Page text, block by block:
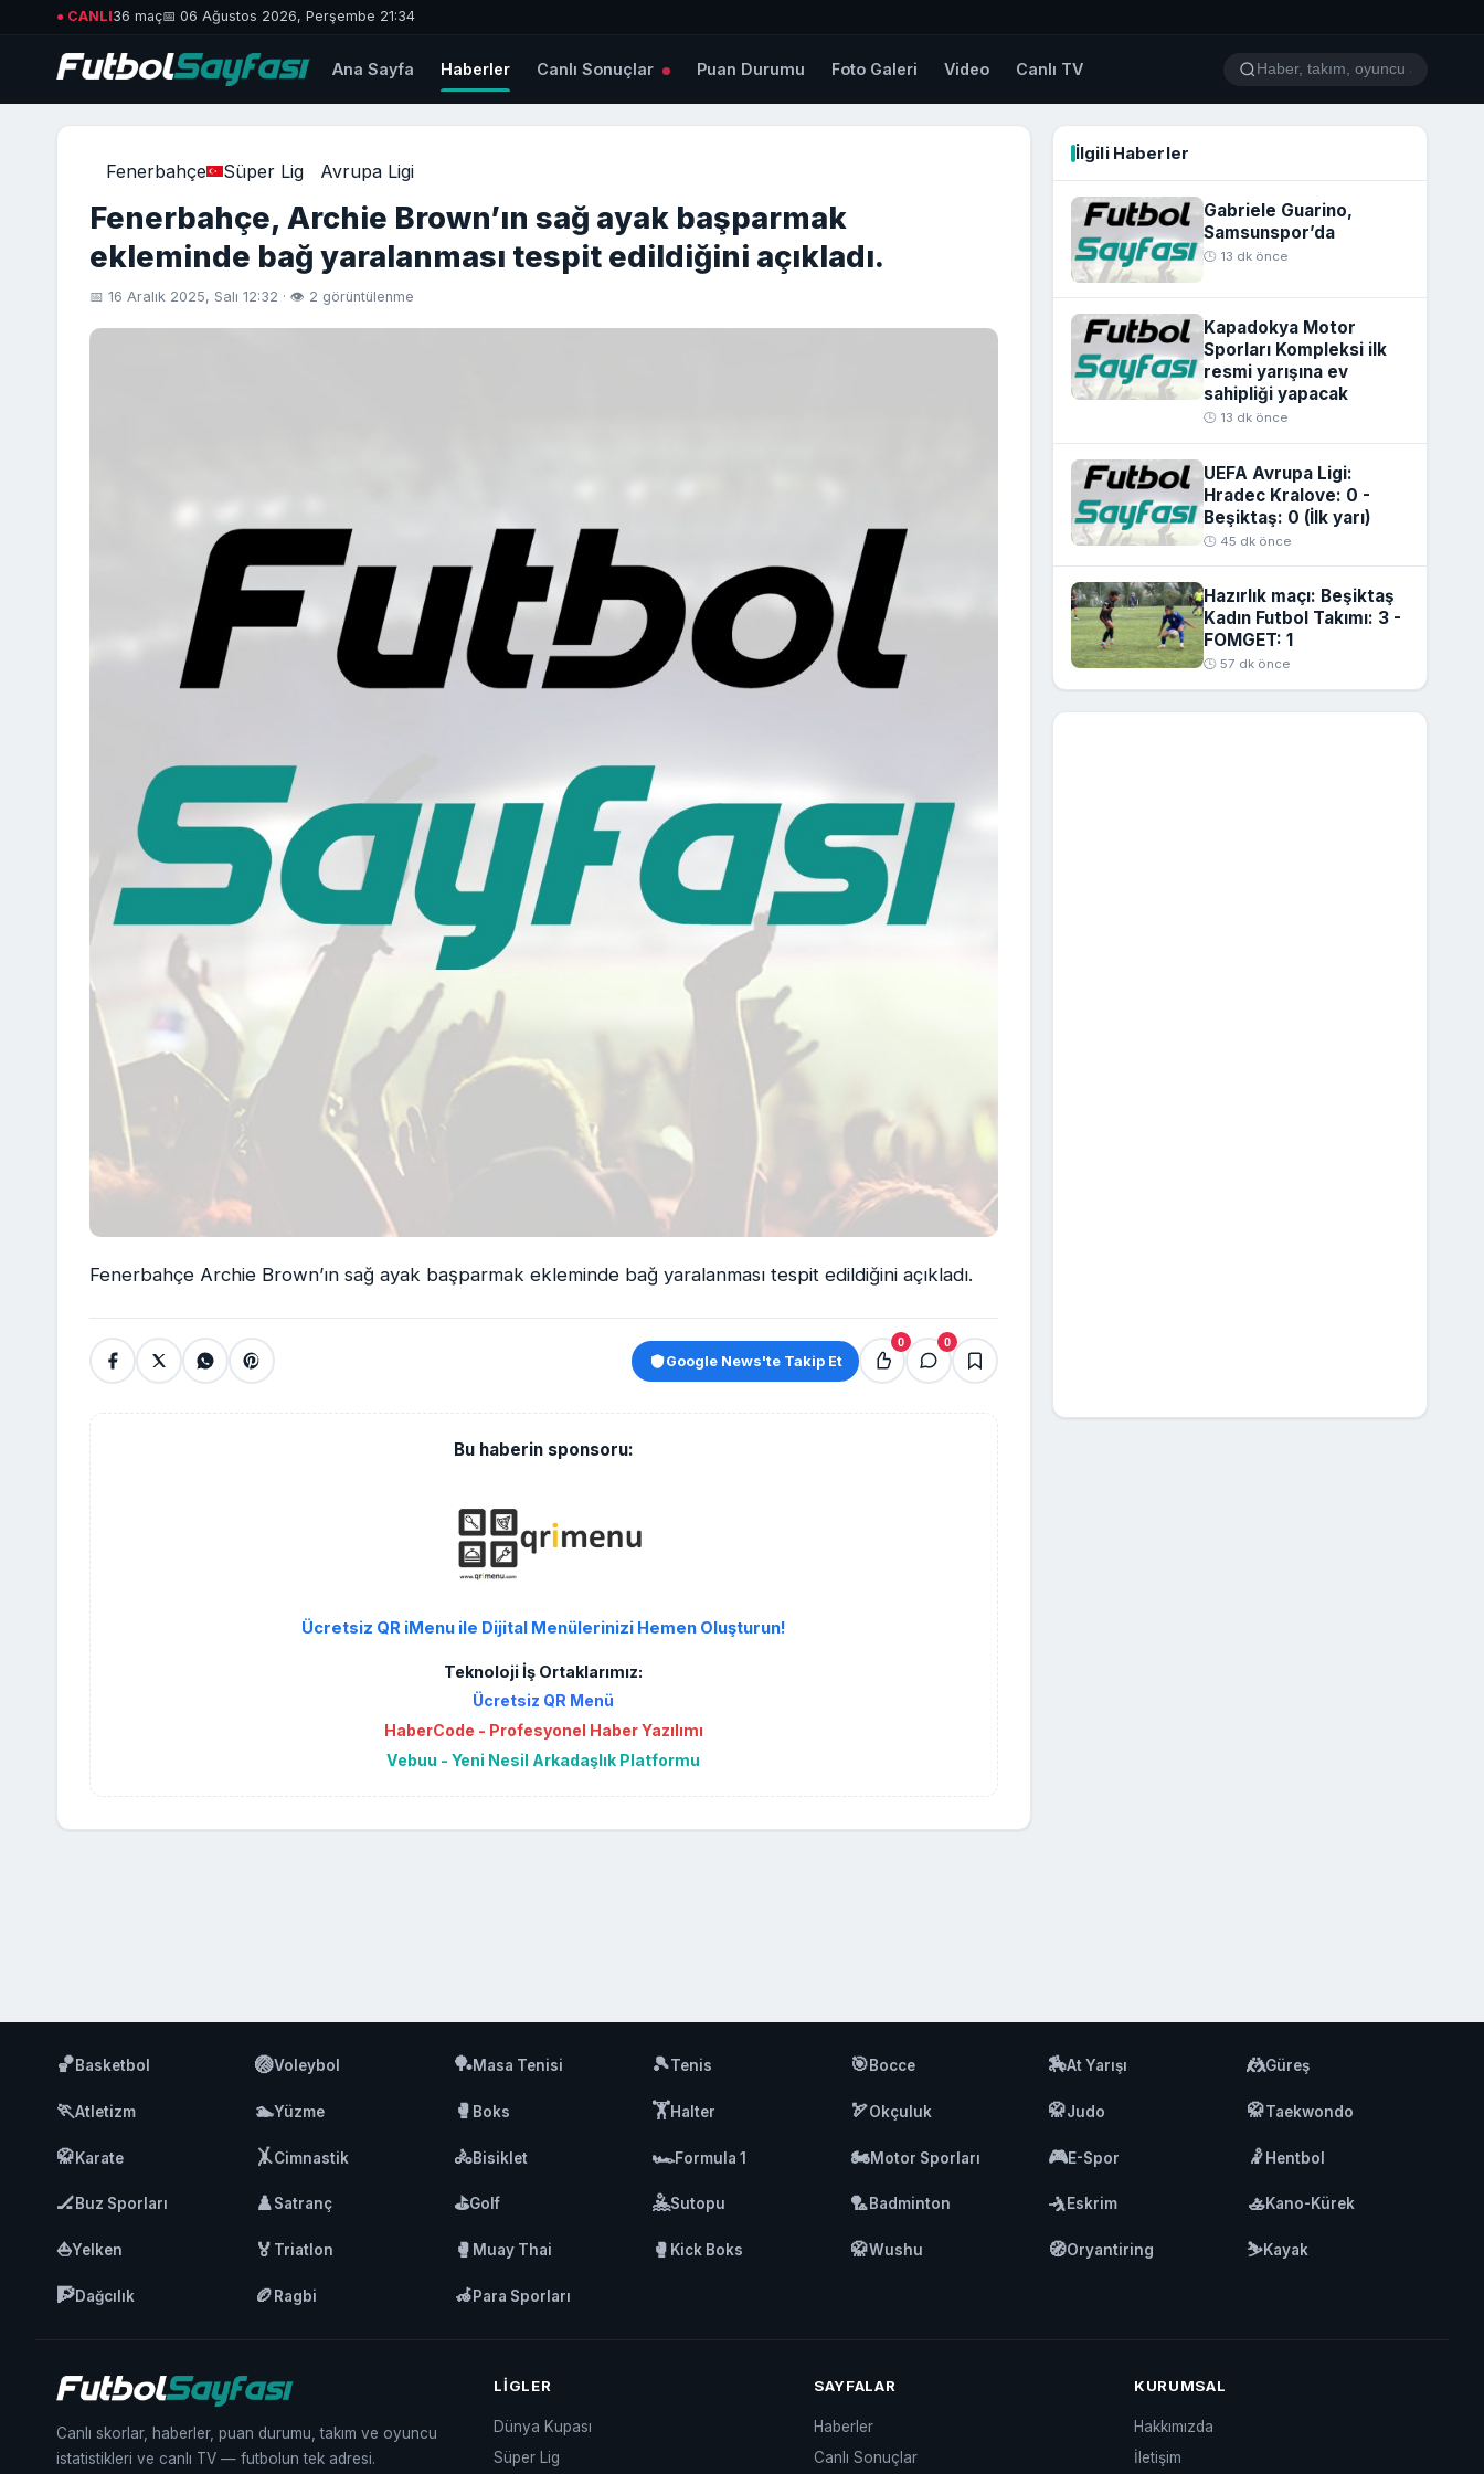
● CANLI36 maç📅 06 Ağustos 2026, Perşembe 21:34
Ana Sayfa Haberler Canlı Sonuçlar Puan Durumu Foto Galeri Video Canlı TV
Fenerbahçe Süper Lig Avrupa Ligi
Fenerbahçe, Archie Brown’ın sağ ayak başparmak
ekleminde bağ yaralanması tespit edildiğini açıkladı.
📅 16 Aralık 2025, Salı 12:32 · 👁 2 görüntülenme
Fenerbahçe Archie Brown’ın sağ ayak başparmak ekleminde bağ yaralanması tespit edildiğini açıkladı.
Google News'te Takip Et
0 0
Bu haberin sponsoru:
Ücretsiz QR iMenu ile Dijital Menülerinizi Hemen Oluşturun!
Teknoloji İş Ortaklarımız:
Ücretsiz QR Menü
HaberCode - Profesyonel Haber Yazılımı
Vebuu - Yeni Nesil Arkadaşlık Platformu
İlgili Haberler
Gabriele Guarino,
Samsunspor’da
🕒 13 dk önce
Kapadokya Motor
Sporları Kompleksi ilk
resmi yarışına ev
sahipliği yapacak
🕒 13 dk önce
UEFA Avrupa Ligi:
Hradec Kralove: 0 -
Beşiktaş: 0 (İlk yarı)
🕒 45 dk önce
Hazırlık maçı: Beşiktaş
Kadın Futbol Takımı: 3 -
FOMGET: 1
🕒 57 dk önce
🏀Basketbol 🏐Voleybol 🏓Masa Tenisi 🎾Tenis 🎯Bocce 🏇At Yarışı 🤼Güreş
🏃Atletizm 🏊Yüzme 🥊 Boks 🏋️Halter 🏹Okçuluk 🥋Judo 🥋Taekwondo
🥋Karate 🤸Cimnastik 🚴Bisiklet 🏎️Formula 1 🏍️Motor Sporları 🎮E-Spor 🤾Hentbol
🏒Buz Sporları ♟️Satranç ⛳Golf 🤽Sutopu 🏸Badminton 🤺Eskrim 🚣Kano-Kürek
⛵Yelken 🏅 Triatlon 🥊 Muay Thai 🥊 Kick Boks 🥋Wushu 🧭Oryantiring ⛷️Kayak
🧗Dağcılık 🏉 Ragbi 🦽Para Sporları
Canlı skorlar, haberler, puan durumu, takım ve oyuncu
istatistikleri ve canlı TV — futbolun tek adresi.
LIGLER
Dünya Kupası
Süper Lig
SAYFALAR
Haberler
Canlı Sonuçlar
KURUMSAL
Hakkımızda
İletişim